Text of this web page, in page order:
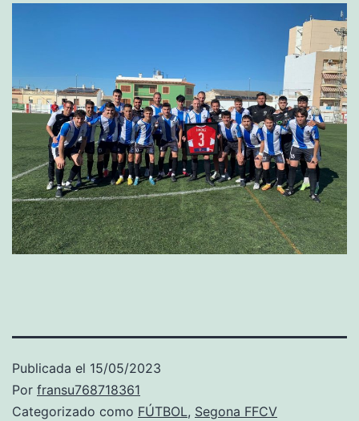
Publicada el 15/05/2023
Por fransu768718361
Categorizado como FÚTBOL, Segona FFCV